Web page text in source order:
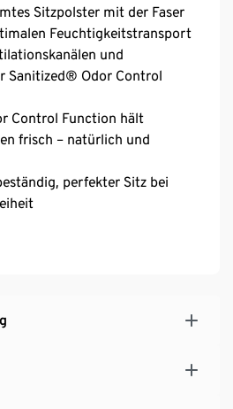
Sitzpolster mit der Faser
Feuchtigkeitstransport
und
Sanitized® Odor Control
Control Function hält
frisch – natürlich und
perfekter Sitz bei
mit breitem
für hohen Tragekomfort